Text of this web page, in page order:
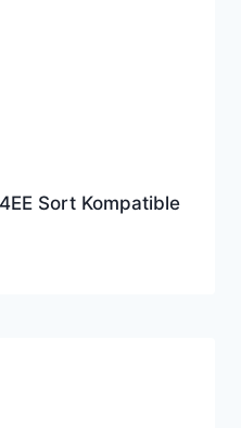
Sort Kompatible